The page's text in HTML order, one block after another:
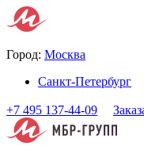
Город: Москва
Санкт-Петербург
+7 495 137-44-09